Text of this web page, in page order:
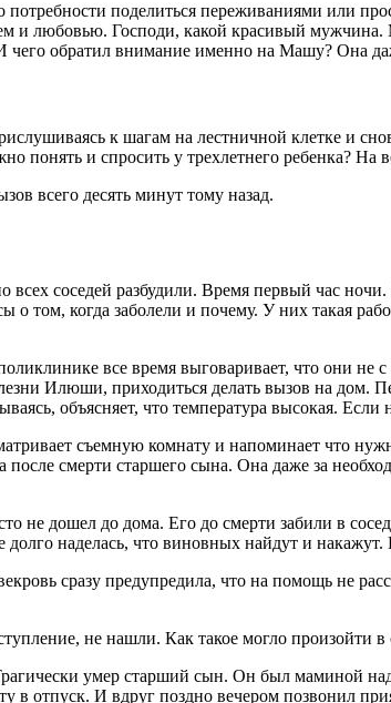
поделиться переживаниями или
и любовью. Господи, какой красивый
обратил внимание именно на Машу? Она
к шагам на лестничной клетке и
и спросить у трехлетнего ребенка? На
всего десять минут тому назад.
соседей разбудили. Время первый час
о том, когда заболели и почему. У них такая
все время выговаривает, что они не
Илюши, приходиться делать вызов на дом.
объясняет, что температура высокая.
съемную комнату и напоминает что
смерти старшего сына. Она даже за
не дошел до дома. Его до смерти забили в
наделась, что виновных найдут и накажут.
сразу предупредила, что на помощь не
не нашли. Как такое могло произойти в
умер старший сын. Он был маминой
отпуск. И вдруг поздно вечером позвонил